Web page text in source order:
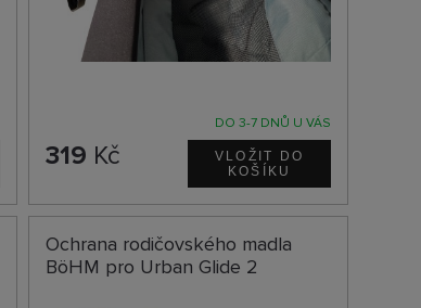
DO 3-7 DNŮ U VÁS
319 Kč
Ochrana rodičovského madla
BöHM pro Urban Glide 2